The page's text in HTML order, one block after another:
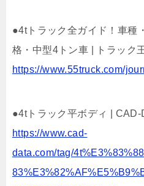
●4tトラック全ガイド！車種
格・中型4トン車 | トラック
https://www.55truck.com/
●4tトラック平ボディ | CAD-
https://www.cad-
data.com/tag/